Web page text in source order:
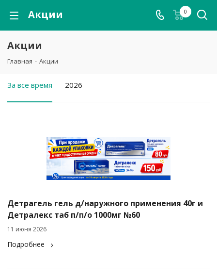
Акции 0
Акции
Главная - Акции
За все время 2026
Детрагель гель д/наружного применения 40г и
Детралекс таб п/п/о 1000мг №60
11 июня 2026
Подробнее